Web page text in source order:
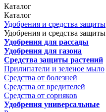
Каталог
Каталог
Удобрения и средства защиты
Удобрения и средства защиты
Удобрения для рассады
Удобрения для газона
Средства защиты растений
Прилипатели и зеленое мыло
Средства от болезней
Средства от вредителей
Средства от сорняков
Удобрения универсальные